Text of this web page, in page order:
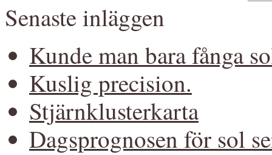
Senaste inläggen
Kunde man bara fånga
Kuslig precision.
Stjärnklusterkarta
Dagsprognosen för sol